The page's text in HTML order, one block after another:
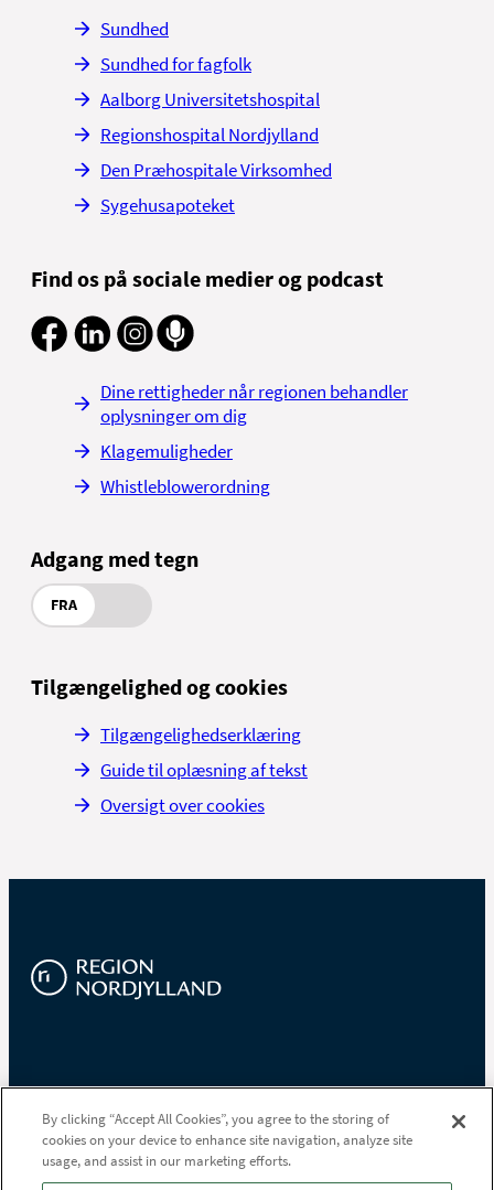
Sundhed
Sundhed for fagfolk
Aalborg Universitetshospital
Regionshospital Nordjylland
Den Præhospitale Virksomhed
Sygehusapoteket
Find os på sociale medier og podcast
Dine rettigheder når regionen behandler
oplysninger om dig
Klagemuligheder
Whistleblowerordning
Adgang med tegn
FRA
Tilgængelighed og cookies
Tilgængelighedserklæring
Guide til oplæsning af tekst
Oversigt over cookies
Niels Bohrs Vej 30
9220 Aalborg Øst
By clicking “Accept All Cookies”, you agree to the storing of
cookies on your device to enhance site navigation, analyze site
usage, and assist in our marketing efforts.